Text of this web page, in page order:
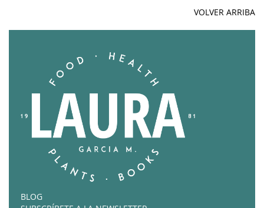
VOLVER ARRIBA
BLOG